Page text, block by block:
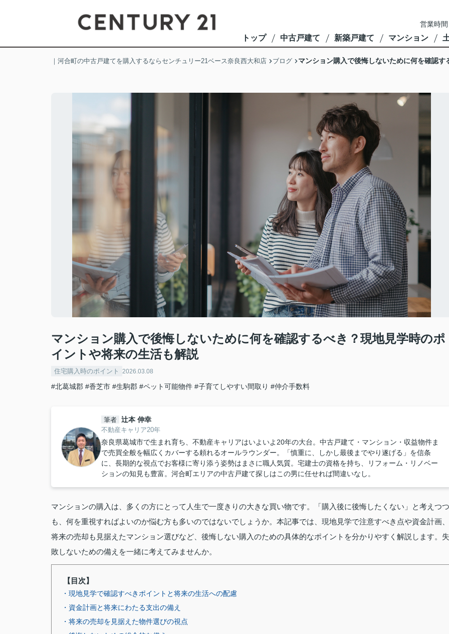
営業時
トップ 中古戸建て 新築戸建て マンション
｜河合町の中古戸建てを購入するならセンチュリー21ベース奈良西大和店 ブログ マンション購入で後悔しないために何を確認
マンション購入で後悔しないために何を確認するべき？現地見学時のポ
イントや将来の生活も解説
住宅購入時のポイント 2026.03.08
#北葛城郡 #香芝市 #生駒郡 #ペット可能物件 #子育てしやすい間取り #仲介手数料
筆者 辻本 伸幸
不動産キャリア20年
奈良県葛城市で生まれ育ち、不動産キャリアはいよいよ20年の大台。中古戸建て・マンション・収益物件ま
で売買全般を幅広くカバーする頼れるオールラウンダー。「慎重に、しかし最後までやり遂げる」を信条
に、長期的な視点でお客様に寄り添う姿勢はまさに職人気質。宅建士の資格を持ち、リフォーム・リノベー
ションの知見も豊富。河合町エリアの中古戸建て探しはこの男に任せれば間違いなし。
マンションの購入は、多くの方にとって人生で一度きりの大きな買い物です。「購入後に後悔したくない」と考えつつ
も、何を重視すればよいのか悩む方も多いのではないでしょうか。本記事では、現地見学で注意すべき点や資金計画、
将来の売却も見据えたマンション選びなど、後悔しない購入のための具体的なポイントを分かりやすく解説します。失
敗しないための備えを一緒に考えてみませんか。
【目次】
・現地見学で確認すべきポイントと将来の生活への配慮
・資金計画と将来にわたる支出の備え
・将来の売却を見据えた物件選びの視点